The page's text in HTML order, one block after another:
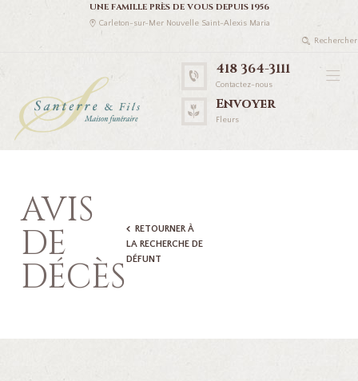
UNE FAMILLE PRÈS DE VOUS DEPUIS 1956
Carleton-sur-Mer Nouvelle Saint-Alexis Maria
418 364-3111
Contactez-nous
Envoyer
Fleurs
AVIS
DE
DÉCÈS
RETOURNER À
LA RECHERCHE DE
DÉFUNT